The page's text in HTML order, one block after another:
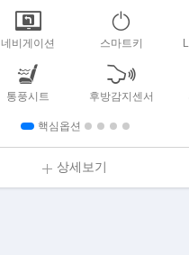
네비게이션 스마트키
통풍시트 후방감지센서
핵심옵션
상세보기